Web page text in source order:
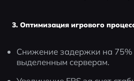
3. Оптимизация игрового
Снижение задержки на 75%
выделенным серверам.